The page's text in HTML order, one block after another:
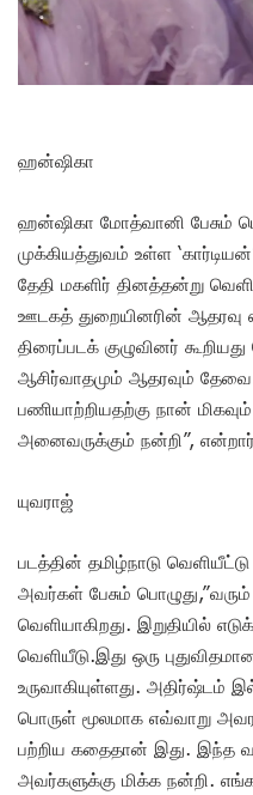
ஹன்ஷிகா
ஹன்ஷிகா மோத்வானி பேசும்
முக்கியத்துவம் உள்ள
தேதி மகளிர் தினத்தன்று
ஊடகத் துறையினரின் ஆதரவு
திரைப்படக் குழுவினர்
ஆசிர்வாதமும் ஆதரவும்
பணியாற்றியதற்கு நான்
அனைவருக்கும் நன்றி”, என்றார்
யுவராஜ்
படத்தின் தமிழ்நாடு
அவர்கள் பேசும்
வெளியாகிறது. இறுதியில்
வெளியீடு.இது ஒரு
உருவாகியுள்ளது. அதிர்ஷ்டம்
பொருள் மூலமாக எவ்வாறு
பற்றிய கதைதான் இது. இந்த
அவர்களுக்கு மிக்க நன்றி.